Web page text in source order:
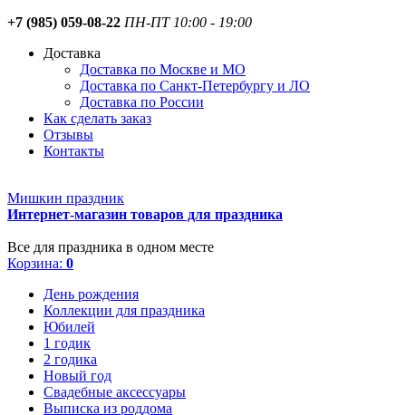
+7 (985) 059-08-22 ПН-ПТ 10:00 - 19:00
Доставка
Доставка по Москве и МО
Доставка по Санкт-Петербургу и ЛО
Доставка по России
Как сделать заказ
Отзывы
Контакты
Мишкин праздник
Интернет-магазин товаров для праздника
Все для праздника в одном месте
Корзина: 0
День рождения
Коллекции для праздника
Юбилей
1 годик
2 годика
Новый год
Свадебные аксессуары
Выписка из роддома